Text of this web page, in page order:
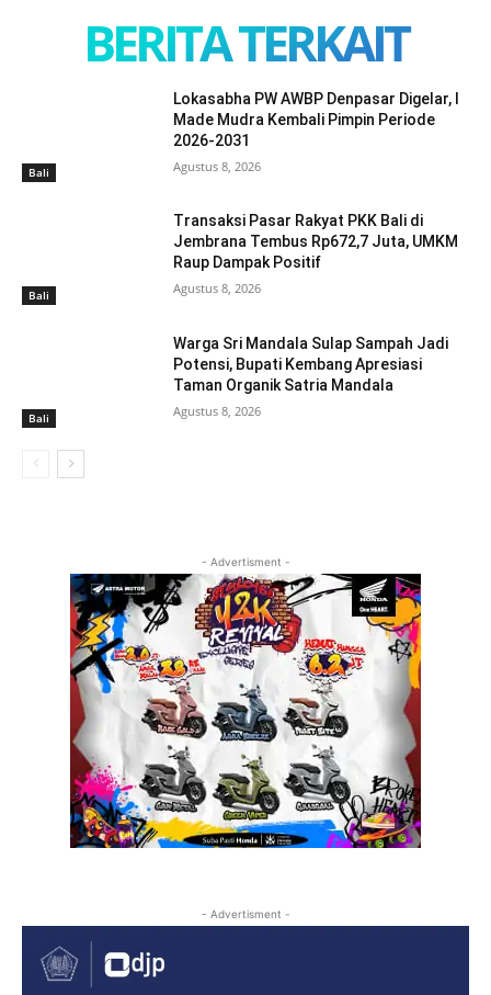
BERITA TERKAIT
Bali
Lokasabha PW AWBP Denpasar Digelar, I
Made Mudra Kembali Pimpin Periode
2026-2031
Agustus 8, 2026
Bali
Transaksi Pasar Rakyat PKK Bali di
Jembrana Tembus Rp672,7 Juta, UMKM
Raup Dampak Positif
Agustus 8, 2026
Bali
Warga Sri Mandala Sulap Sampah Jadi
Potensi, Bupati Kembang Apresiasi
Taman Organik Satria Mandala
Agustus 8, 2026
- Advertisment -
- Advertisment -